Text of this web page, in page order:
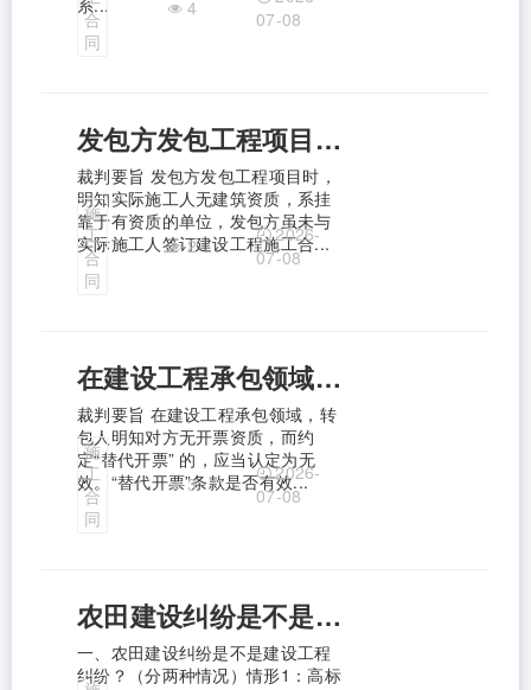
合
同
4
07-08
发包方发包工程项目时，明知实际施工人无建筑资质，系挂靠于有资质的单位，发包方虽未与实际施工人签订建设工程施工合同，但同意由实际施工人施工，并接收实际施工人缴纳保证金， 双方已形成施工合同关系，应由发包方向实际施工人承担支付工程款的责任。
裁判要旨 发包方发包工程项目时，
明知实际施工人无建筑资质，系挂
靠于有资质的单位，发包方虽未与
实际施工人签订建设工程施工合...
施
工
合
同
2
2026-
07-08
在建设工程承包领域，转包人明知对方无开票资质，而约定“替代开票” 的，应当认定为无效。
裁判要旨 在建设工程承包领域，转
包人明知对方无开票资质，而约
定“替代开票” 的，应当认定为无
效。“替代开票”条款是否有效...
施
工
合
同
3
2026-
07-08
农田建设纠纷是不是建设工程纠纷？
一、农田建设纠纷是不是建设工程
纠纷？（分两种情况）情形1：高标